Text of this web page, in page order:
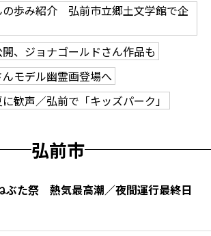
の歩み紹介 弘前市立郷土文学館で企
、ジョナゴールドさん作品も
モデル幽霊画登場へ
歓声／弘前で「キッズパーク」
弘前市
ぶた祭 熱気最高潮／夜間運行最終日